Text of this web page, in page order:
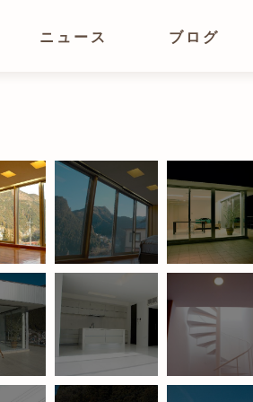
ニュース ブログ